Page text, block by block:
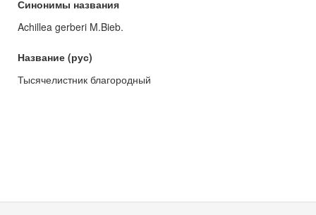
Синонимы названия
Achillea gerberi M.Bieb.
Название (рус)
Тысячелистник благородный